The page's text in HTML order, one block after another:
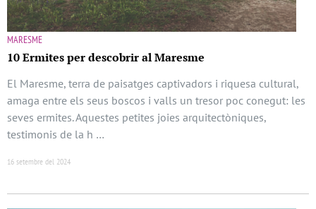
MARESME
10 Ermites per descobrir al Maresme
El Maresme, terra de paisatges captivadors i riquesa cultural,
amaga entre els seus boscos i valls un tresor poc conegut: les
seves ermites. Aquestes petites joies arquitectòniques,
testimonis de la h …
16 setembre del 2024